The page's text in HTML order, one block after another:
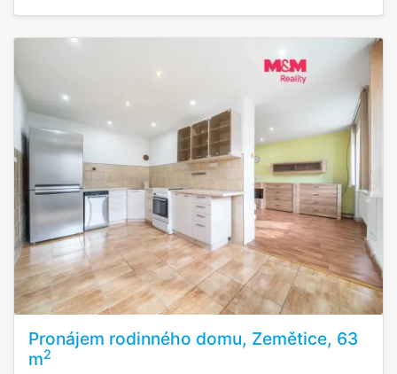
Pronájem rodinného domu, Zemětice, 63
m2